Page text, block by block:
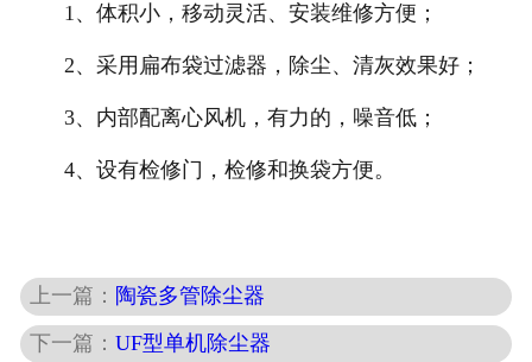
1、体积小，移动灵活、安装维修方便；
2、采用扁布袋过滤器，除尘、清灰效果好；
3、内部配离心风机，有力的，噪音低；
4、设有检修门，检修和换袋方便。
上一篇： 陶瓷多管除尘器
下一篇：UF型单机除尘器